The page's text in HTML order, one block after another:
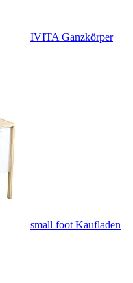
IVITA Ganzkörper
small foot Kaufladen